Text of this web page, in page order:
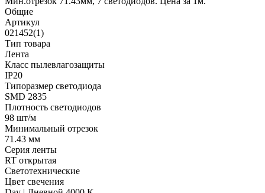
Общие
Артикул
021452(1)
Тип товара
Лента
Класс пылевлагозащиты
IP20
Типоразмер светодиода
SMD 2835
Плотность светодиодов
98 шт/м
Минимальный отрезок
71.43 мм
Серия ленты
RT открытая
Светотехнические
Цвет свечения